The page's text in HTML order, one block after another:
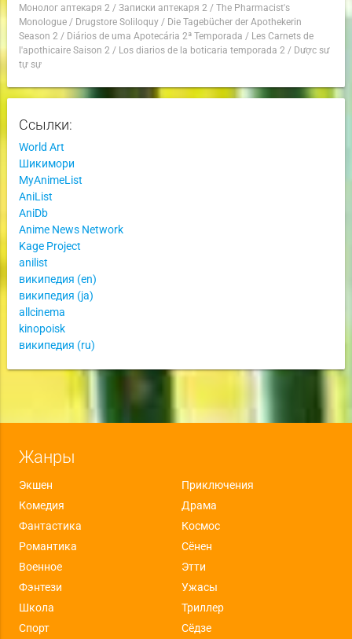
Монолог аптекаря 2 / Записки аптекаря 2 / The Pharmacist's
Monologue/ Drugstore Soliloquy/ Die Tagebücher der Apothekerin
Season 2 / Diários de uma Apotecária 2ª Temporada / Les Carnets de
l'apothicaire Saison 2 / Los diarios de la boticaria temporada 2 / Dược sư
tự sự
Ссылки:
World Art
Шикимори
MyAnimeList
AniList
AniDb
Anime News Network
Kage Project
anilist
википедия (en)
википедия (ja)
allcinema
kinopoisk
википедия (ru)
Жанры
Экшен
Приключения
Комедия
Драма
Фантастика
Космос
Романтика
Сёнен
Военное
Этти
Фэнтези
Ужасы
Школа
Триллер
Спорт
Сёдзе